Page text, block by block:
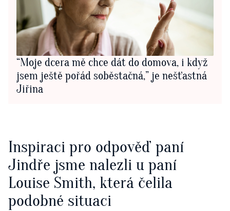
“Moje dcera mě chce dát do domova, i když
jsem ještě pořád soběstačná,” je nešťastná
Jiřina
Inspiraci pro odpověď paní
Jindře jsme nalezli u paní
Louise Smith, která čelila
podobné situaci